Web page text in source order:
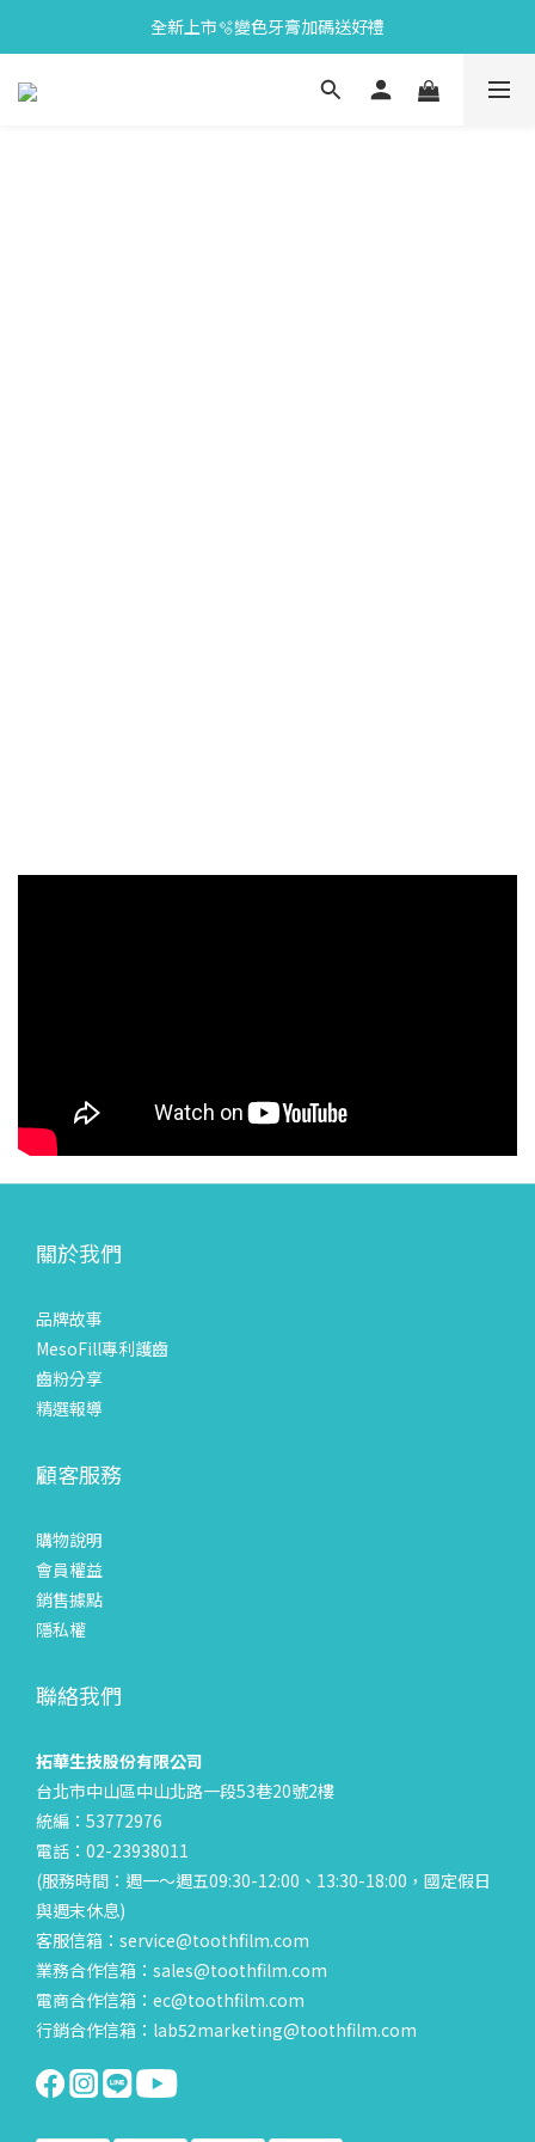
會員限定🎁點數兌換好禮
全新上市🫧變色牙膏加碼送好禮
會員限定🎁點數兌換好禮
關於我們
品牌故事
MesoFill專利護齒
齒粉分享
精選報導
顧客服務
購物說明
會員權益
銷售據點
隱私權
聯絡我們
拓華生技股份有限公司
台北市中山區中山北路一段53巷20號2樓
統編：53772976
電話：02-23938011
(服務時間：週一～週五09:30-12:00、13:30-18:00，國定假日
與週末休息)
客服信箱：service@toothfilm.com
業務合作信箱：sales@toothfilm.com
電商合作信箱：ec@toothfilm.com
行銷合作信箱：lab52marketing@toothfilm.com